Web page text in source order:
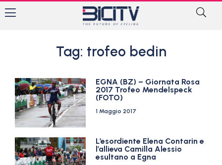
Tag: trofeo bedin
EGNA (BZ) – Giornata Rosa
2017 Trofeo Mendelspeck
(FOTO)
1 Maggio 2017
L’esordiente Elena Contarin e
l’allieva Camilla Alessio
esultano a Egna